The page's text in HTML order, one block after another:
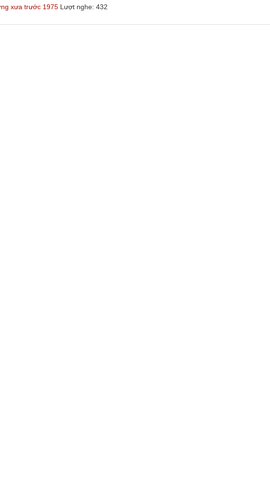
xưa trước 1975 Lượt nghe: 432